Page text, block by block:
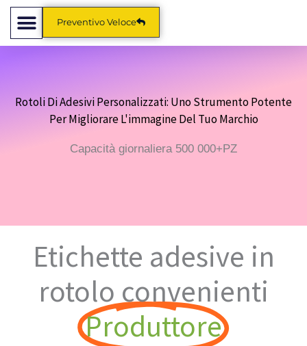
Salta
Preventivo Veloce
Rotoli Di Adesivi Personalizzati: Uno Strumento Potente
Per Migliorare L'immagine Del Tuo Marchio
Capacità giornaliera 500 000+PZ
Etichette adesive in
rotolo convenienti
Produttore